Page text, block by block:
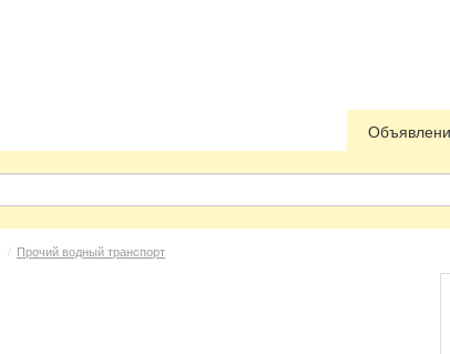
/ Прочий водный транспорт